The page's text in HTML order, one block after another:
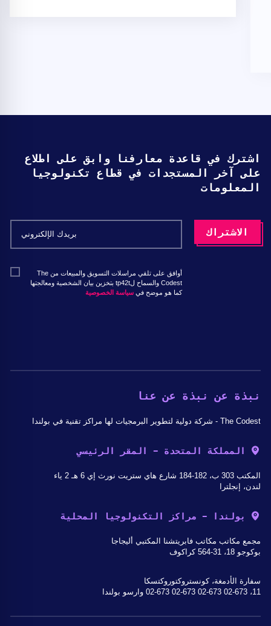
اشترك في قاعدة معارفنا وابق على اطلاع
على آخر المستجدات في قطاع تكنولوجيا
المعلومات
أوافق على تلقي مراسلات التسويق والمبيعات من The
Codest والسماح لtp42t بتخزين بيان الشخصية ومعالجتها
كما هو موضح في سياسة الخصوصية
نبذة عن نبذة عن عنا
The Codest - شركة دولية لتطوير البرمجيات لها مراكز تقنية في بولندا
المملكة المتحدة - المقر الرئيسي
المكتب 303 ب، 182-184 شارع هاي ستريت نورث إي 6 هـ 2 ياء
لندن، إنجلترا
بولندا - مراكز التكنولوجيا المحلية
مجمع مكاتب مكاتب فابريتشنا المكتبي أليجاجا
بوكوجو 18، 31-564 كراكوف
سفارة الأدمغة، كونستروكتوروكتسكا
11، 02-673 02-673 02-673 02-673 وارسو بولندا